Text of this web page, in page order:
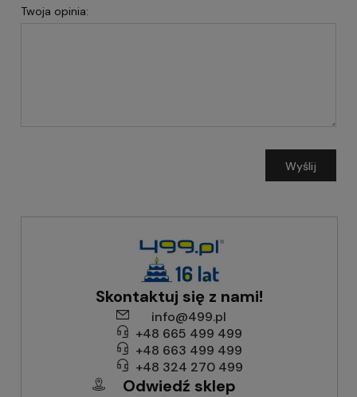
Twoja opinia:
Wyślij
Skontaktuj się z nami!
info@499.pl
+48 665 499 499
+48 663 499 499
+48 324 270 499
Odwiedź sklep